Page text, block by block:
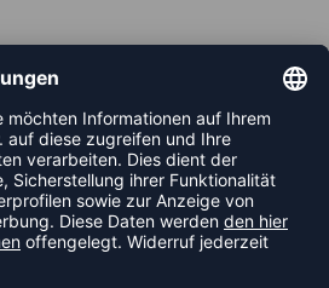
KOSTENLOSEN
UND VERPASSE KEINE
MEHR.
ANMELDEN